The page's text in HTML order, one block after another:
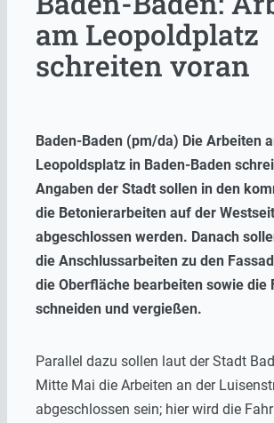
am Leopoldplatz
schreiten voran
Baden-Baden (pm/da) Die Arbeiten
Leopoldsplatz in Baden-Baden
Angaben der Stadt sollen in den
die Betonierarbeiten auf der
abgeschlossen werden. Danach
die Anschlussarbeiten zu den
die Oberfläche bearbeiten sowie die
schneiden und vergießen.
Parallel dazu sollen laut der Stadt
Mitte Mai die Arbeiten an der
abgeschlossen sein; hier wird die